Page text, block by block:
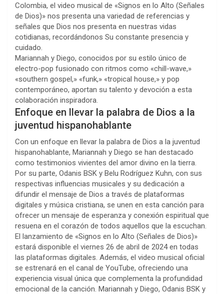
Colombia, el video musical de «Signos en lo Alto (Señales
de Dios)» nos presenta una variedad de referencias y
señales que Dios nos presenta en nuestras vidas
cotidianas, recordándonos Su constante presencia y
cuidado.
Mariannah y Diego, conocidos por su estilo único de
electro-pop fusionado con ritmos como «chill-wave,»
«southern gospel,» «funk,» «tropical house,» y pop
contemporáneo, aportan su talento y devoción a esta
colaboración inspiradora.
Enfoque en llevar la palabra de Dios a la
juventud hispanohablante
Con un enfoque en llevar la palabra de Dios a la juventud
hispanohablante, Mariannah y Diego se han destacado
como testimonios vivientes del amor divino en la tierra.
Por su parte, Odanis BSK y Belu Rodríguez Kuhn, con sus
respectivas influencias musicales y su dedicación a
difundir el mensaje de Dios a través de plataformas
digitales y música cristiana, se unen en esta canción para
ofrecer un mensaje de esperanza y conexión espiritual que
resuena en el corazón de todos aquellos que la escuchan.
El lanzamiento de «Signos en lo Alto (Señales de Dios)»
estará disponible el viernes 26 de abril de 2024 en todas
las plataformas digitales. Además, el video musical oficial
se estrenará en el canal de YouTube, ofreciendo una
experiencia visual única que complementa la profundidad
emocional de la canción. Mariannah y Diego, Odanis BSK y